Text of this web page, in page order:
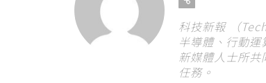
科技新報 （
半導體、行動
新媒體人士所
任務。